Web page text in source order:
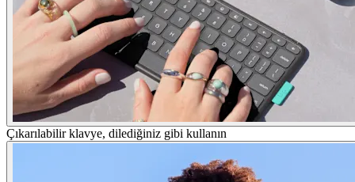
Çıkarılabilir klavye, dilediğiniz gibi kullanın